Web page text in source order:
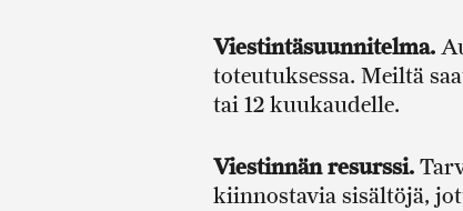
Viestintäsuunnitelma.
toteutuksessa. Meiltä
tai 12 kuukaudelle.
Viestinnän resurssi.
kiinnostavia sisältöjä,